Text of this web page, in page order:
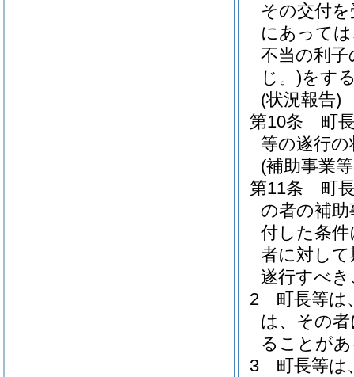
その交付
にあって
不当の利
じ。)をす
(状況報告)
第10条
町
等の遂行
(補助事業
第11条
町
の者の補
付した条
者に対し
遂行すべ
2
町長等は
は、その
ることが
3
町長等は